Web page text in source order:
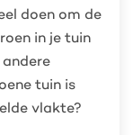
doen om de
in je tuin
tuin is
vlakte?